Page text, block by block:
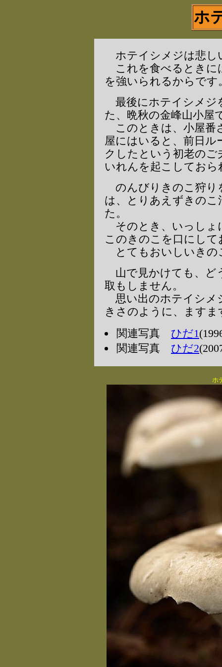
ホ
ホテイシメジは悲し
これを食べるときに
を強いられるからです
最後にホテイシメジ
た、晩秋の金峰山小屋
このときは、小屋番
屋にはいると、前日ル
クしたという初老の
いれんを起こしてお
のんびりきのこ狩り
は、とりあえずきの
た。
そのとき、いっしょ
このきのこを口にして
とてもおいしいきの
山で見かけても、ど
取もしません。
思い出のホテイシメ
きさのように、ます
関連写真 ひだ1
関連写真 ひだ2
ホ